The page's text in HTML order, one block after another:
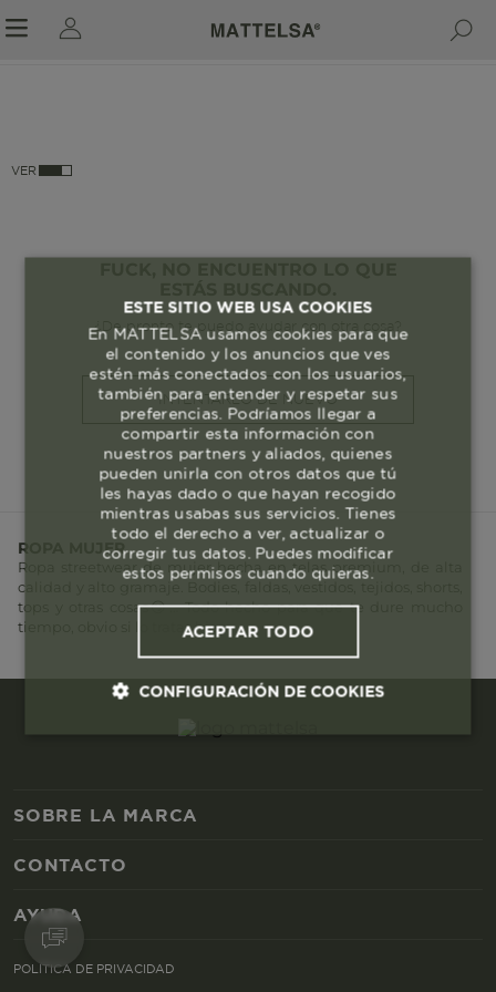
submenu
VER
¿De pronto te puedo ayudar con otra cosa?
INTENTARLO DE NUEVO
ROPA MUJER
Ropa streetwear de mujer hecha en telas premium, de alta
calidad y alto gramaje. Bodies, faldas, vestidos, tejidos, shorts,
tops y otras cosas😏… Todo hecho para que te dure mucho
tiempo, obvio si lo tratas bien.
SOBRE LA MARCA
CONTACTO
AYUDA
POLÍTICA DE PRIVACIDAD
ESTE SITIO WEB USA COOKIES
En MATTELSA usamos cookies para que
el contenido y los anuncios que ves
estén más conectados con los usuarios,
también para entender y respetar sus
preferencias. Podríamos llegar a
compartir esta información con
nuestros partners y aliados, quienes
pueden unirla con otros datos que tú
les hayas dado o que hayan recogido
mientras usabas sus servicios. Tienes
todo el derecho a ver, actualizar o
corregir tus datos. Puedes modificar
estos permisos cuando quieras.
ACEPTAR TODO
CONFIGURACIÓN DE COOKIES
Cookies de rendimiento
Cookies funcionales